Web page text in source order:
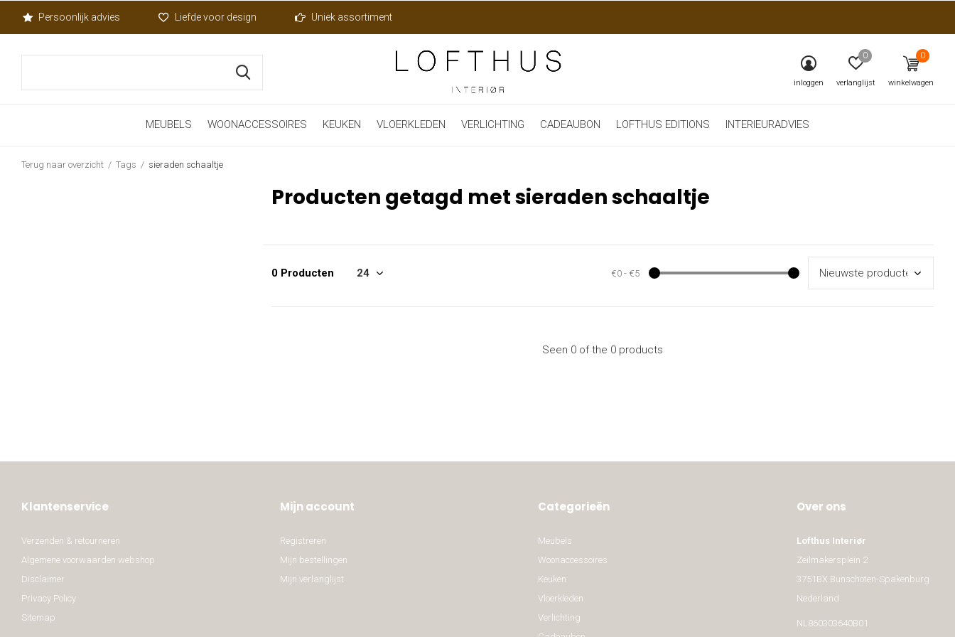
MEUBELS WOONACCESSOIRES KEUKEN VLOERKLEDEN VERLICHTING CADEAUBON LOFTHUS EDITIONS INTERIEURADVIES
inloggen verlanglijst
0
winkelwagen
0
Persoonlijk advies Liefde voor design Uniek assortiment
Terug naar overzicht Tags sieraden schaaltje
Producten getagd met sieraden schaaltje
0 Producten €0 - €5
Seen 0 of the 0 products
Klantenservice
Verzenden & retourneren
Algemene voorwaarden webshop
Disclaimer
Privacy Policy
Sitemap
Mijn account
Registreren
Mijn bestellingen
Mijn verlanglijst
Categorieën
Meubels
Woonaccessoires
Keuken
Vloerkleden
Verlichting
Over ons
Lofthus Interiør
Zeilmakersplein 2
3751BX Bunschoten-Spakenburg
Nederland
NL860303640B01